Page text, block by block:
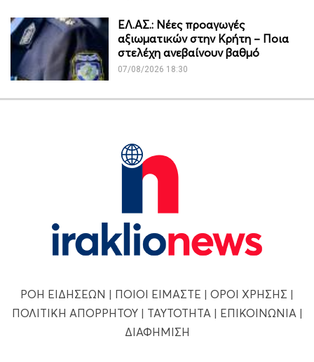
ΕΛ.ΑΣ.: Νέες προαγωγές
αξιωματικών στην Κρήτη – Ποια
στελέχη ανεβαίνουν βαθμό
07/08/2026 18:30
ΡΟΗ ΕΙΔΗΣΕΩΝ | ΠΟΙΟΙ ΕΙΜΑΣΤΕ | ΟΡΟΙ ΧΡΗΣΗΣ |
ΠΟΛΙΤΙΚΗ ΑΠΟΡΡΗΤΟΥ| ΤΑΥΤΟΤΗΤΑ| ΕΠΙΚΟΙΝΩΝΙΑ|
ΔΙΑΦΗΜΙΣΗ